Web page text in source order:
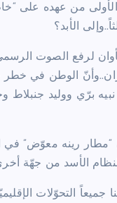
طوال السنة الأولى من عهده
الأبد؟
لرفع الصوت
الوطن في
برّي ووليد جنبلاط
“مطار رينه معوّض” في
الأسد من جهّة
التحوّلات